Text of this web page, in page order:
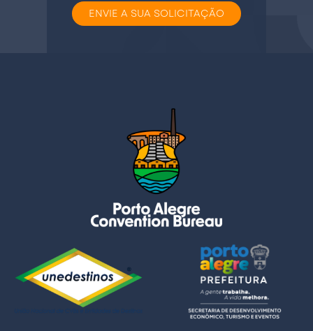
ENVIE A SUA SOLICITAÇÃO